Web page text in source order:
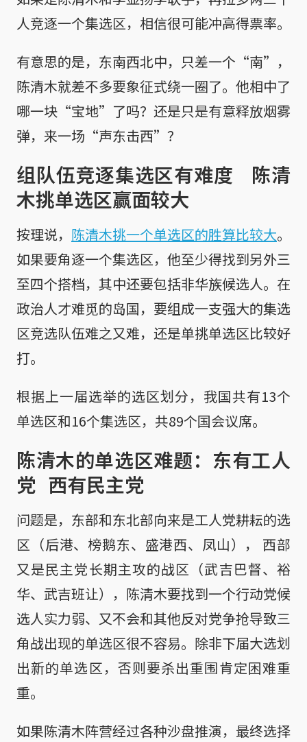
人竞逐一个集选区，相信很可能冲高得票率。
有意思的是，东南西北中，只差一个“南”，
陈清木就差不多要象征式绕一圈了。他相中了
哪一块“宝地”了吗？还是只是有意释放烟雾
弹，来一场“声东击西”？
组队伍竞逐集选区有难度 陈清
木挑单选区赢面较大
按理说， 陈清木挑一个单选区的胜算比较大。
如果要角逐一个集选区，他至少得找到另外三
至四个搭档，其中还要包括非华族候选人。在
政治人才难觅的岛国，要组成一支强大的集选
区竞选队伍难之又难，还是单挑单选区比较好
打。
根据上一届选举的选区划分，我国共有13个
单选区和16个集选区，共89个国会议席。
陈清木的单选区难题：东有工人
党 西有民主党
问题是，东部和东北部向来是工人党耕耘的选
区（后港、榜鹅东、盛港西、凤山）， 西部
又是民主党长期主攻的战区（武吉巴督、裕
华、武吉班让），陈清木要找到一个行动党候
选人实力弱、又不会和其他反对党争抢导致三
角战出现的单选区很不容易。除非下届大选划
出新的单选区，否则要杀出重围肯定困难重
重。
如果陈清木阵营经过各种沙盘推演，最终选择